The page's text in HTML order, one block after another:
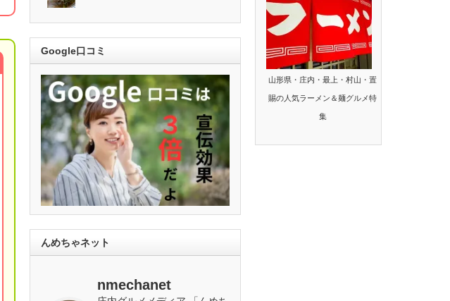
Google口コミ
んめちゃネット
nmechanet
山形県・庄内・最上・村山・置
賜の人気ラーメン＆麺グルメ特
集